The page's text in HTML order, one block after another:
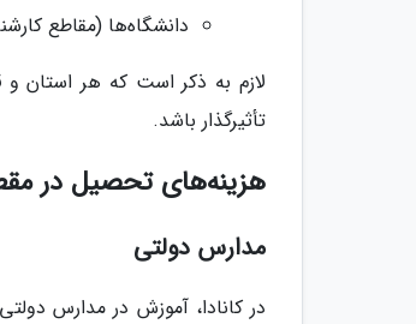
دانشگاه‌ها (مقاطع
لازم به ذکر است که هر استان
تأثیرگذار باشد.
هزینه‌های تحصیل در
مدارس دولتی
در کانادا، آموزش در مدارس